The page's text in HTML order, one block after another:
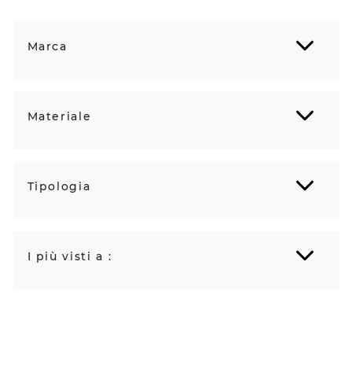
Marca
Materiale
Tipologia
I più visti a :